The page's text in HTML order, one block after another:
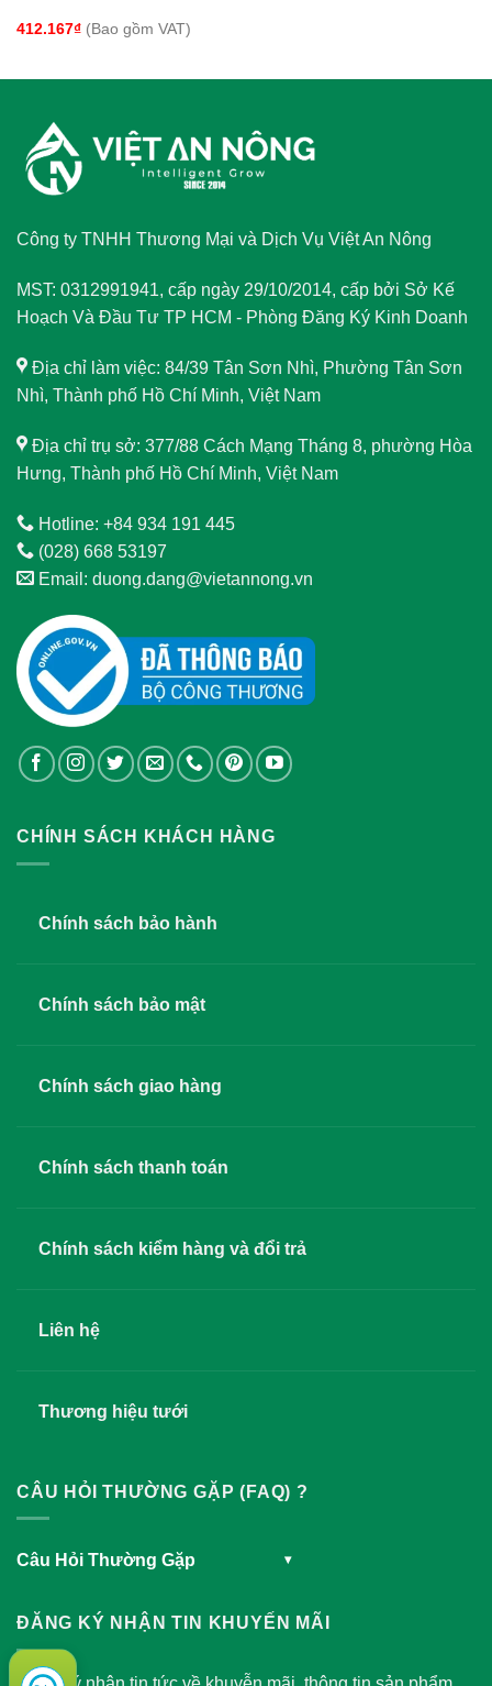
412.167₫(Bao gồm VAT)
Công ty TNHH Thương Mại và Dịch Vụ Việt An Nông
MST: 0312991941, cấp ngày 29/10/2014, cấp bởi Sở Kế
Hoạch Và Đầu Tư TP HCM - Phòng Đăng Ký Kinh Doanh
Địa chỉ làm việc: 84/39 Tân Sơn Nhì, Phường Tân Sơn
Nhì, Thành phố Hồ Chí Minh, Việt Nam
Địa chỉ trụ sở: 377/88 Cách Mạng Tháng 8, phường Hòa
Hưng, Thành phố Hồ Chí Minh, Việt Nam
Hotline: +84 934 191 445
(028) 668 53197
Email: duong.dang@vietannong.vn
CHÍNH SÁCH KHÁCH HÀNG
Chính sách bảo hành
Chính sách bảo mật
Chính sách giao hàng
Chính sách thanh toán
Chính sách kiểm hàng và đổi trả
Liên hệ
Thương hiệu tưới
CÂU HỎI THƯỜNG GẶP (FAQ) ?
Câu Hỏi Thường Gặp ▾
ĐĂNG KÝ NHẬN TIN KHUYẾN MÃI